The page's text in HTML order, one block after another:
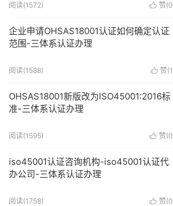
 赞(0
阅读(1572)
企业申请OHSAS18001认证如何确定认证
范围-三体系认证办理
 赞(1
阅读(1588)
OHSAS18001新版改为ISO45001:2016标
准-三体系认证办理
 赞(0
阅读(1595)
iso45001认证咨询机构-iso45001认证代
办公司-三体系认证办理
 赞(0
阅读(1758)